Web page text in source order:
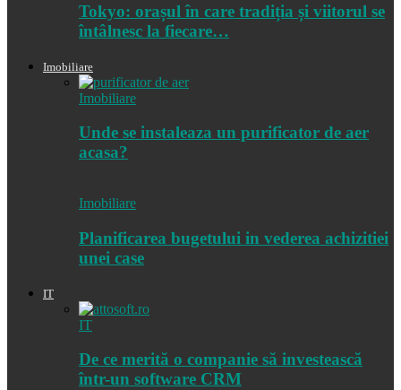
Tokyo: orașul în care tradiția și viitorul se
întâlnesc la fiecare…
Imobiliare
Imobiliare
Unde se instaleaza un purificator de aer
acasa?
Imobiliare
Planificarea bugetului in vederea achizitiei
unei case
IT
IT
De ce merită o companie să investească
într-un software CRM